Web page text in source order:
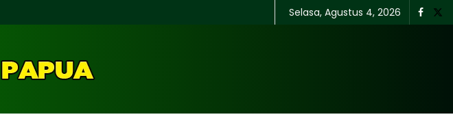
Selasa, Agustus 4, 2026